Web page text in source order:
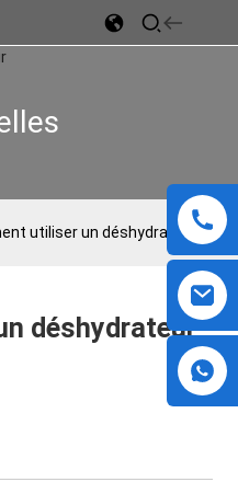
utiliser un déshydrateur
déshydrateur